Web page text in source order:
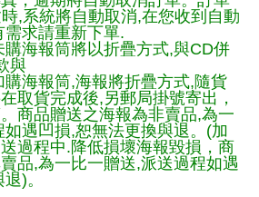
,系統將自動取消,在您收到自動
求請重新下單.
購海報筒將以折疊方式,與CD併
與
海報筒,海報將折疊方式,隨貨
取貨完成後,另郵局掛號寄出，
商品贈送之海報為非賣品,為一
如遇凹損,恕無法更換與退。(加
過程中.降低損壞海報毀損，商
品,為一比一贈送,派送過程如遇
)。